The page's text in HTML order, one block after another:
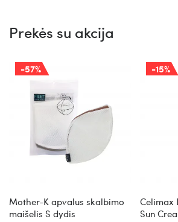
Prekės su akcija
-57%
Mother-K apvalus skalbimo
maišelis S dydis
-15%
Celimax
Sun